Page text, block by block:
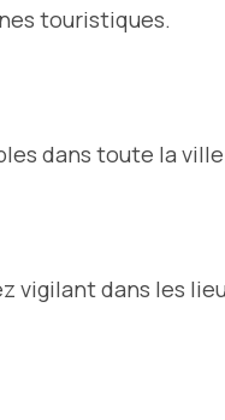
touristiques.
dans toute la
vigilant dans les